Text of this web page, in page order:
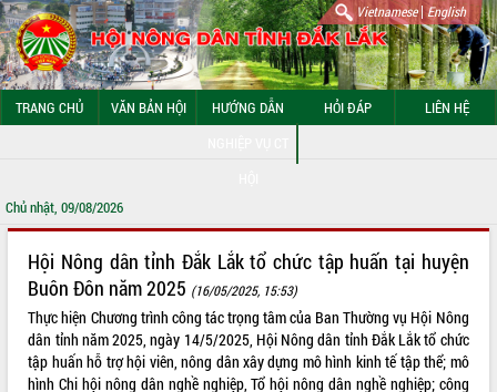
Vietnamese|English
TRANG CHỦ VĂN BẢN HỘI
HƯỚNG DẪN
HỎI ĐÁP LIÊN HỆ
Chủ nhật, 09/08/2026
HỆ THỐNG TỔ CHỨC HỘI
ALBUM ẢNH
Hội Nông dân tỉnh Đắk Lắk tổ chức tập huấn tại huyện
Buôn Đôn năm 2025 (16/05/2025, 15:53)
Thực hiện Chương trình công tác trọng tâm của Ban Thường vụ Hội Nông
dân tỉnh năm 2025, ngày 14/5/2025, Hội Nông dân tỉnh Đắk Lắk tổ chức
tập huấn hỗ trợ hội viên, nông dân xây dựng mô hình kinh tế tập thể; mô
hình Chi hội nông dân nghề nghiệp, Tổ hội nông dân nghề nghiệp; công